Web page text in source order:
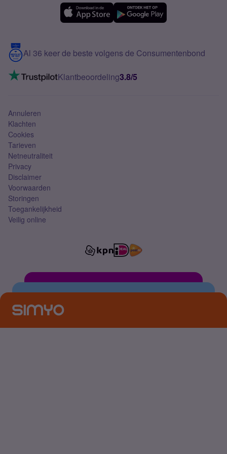
Meerdere nummers
5G internet
Mobiel internet
Mobiel abonnement
Contact
VoLTE 4G bellen
Al 36 keer de beste volgens de Consumentenbond
Klantbeoordeling3.8/5
Annuleren
Klachten
Cookies
Tarieven
Netneutraliteit
Privacy
Disclaimer
Voorwaarden
Storingen
Toegankelijkheid
Veilig online